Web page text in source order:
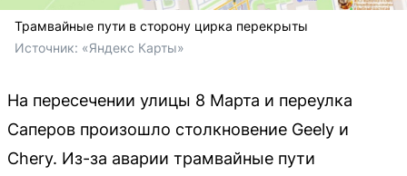
Трамвайные пути в сторону цирка перекрыты
Источник: «Яндекс Карты»
На пересечении улицы 8 Марта и переулка
Саперов произошло столкновение Geely и
Chery. Из-за аварии трамвайные пути